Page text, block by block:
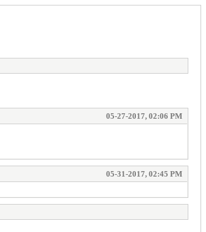
05-27-2017, 02:06 PM
05-31-2017, 02:45 PM